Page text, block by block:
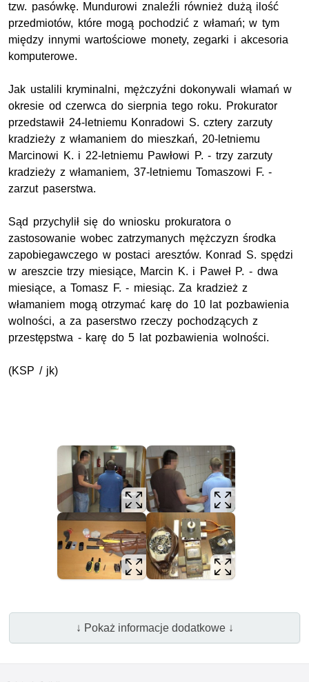
tzw. pasówkę. Mundurowi znaleźli również dużą ilość
przedmiotów, które mogą pochodzić z włamań; w tym
między innymi wartościowe monety, zegarki i akcesoria
komputerowe.
Jak ustalili kryminalni, mężczyźni dokonywali włamań w
okresie od czerwca do sierpnia tego roku. Prokurator
przedstawił 24-letniemu Konradowi S. cztery zarzuty
kradzieży z włamaniem do mieszkań, 20-letniemu
Marcinowi K. i 22-letniemu Pawłowi P. - trzy zarzuty
kradzieży z włamaniem, 37-letniemu Tomaszowi F. -
zarzut paserstwa.
Sąd przychylił się do wniosku prokuratora o
zastosowanie wobec zatrzymanych mężczyzn środka
zapobiegawczego w postaci aresztów. Konrad S. spędzi
w areszcie trzy miesiące, Marcin K. i Paweł P. - dwa
miesiące, a Tomasz F. - miesiąc. Za kradzież z
włamaniem mogą otrzymać karę do 10 lat pozbawienia
wolności, a za paserstwo rzeczy pochodzących z
przestępstwa - karę do 5 lat pozbawienia wolności.
(KSP / jk)
↓ Pokaż informacje dodatkowe ↓